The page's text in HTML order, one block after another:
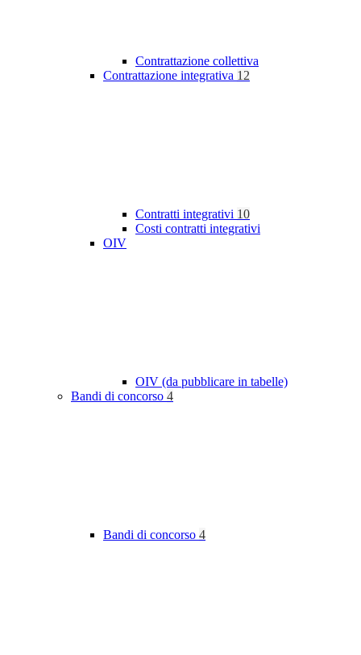
Contrattazione collettiva
Contrattazione integrativa 12
Contratti integrativi 10
Costi contratti integrativi
OIV
OIV (da pubblicare in tabelle)
Bandi di concorso 4
Bandi di concorso 4